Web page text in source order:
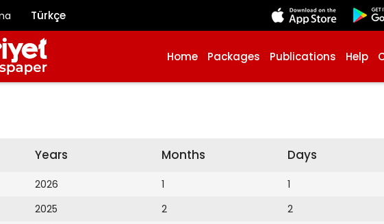
Türkçe
Home Packages Publications Help
Years
2026
2025
Months
1
2
Days
1
2